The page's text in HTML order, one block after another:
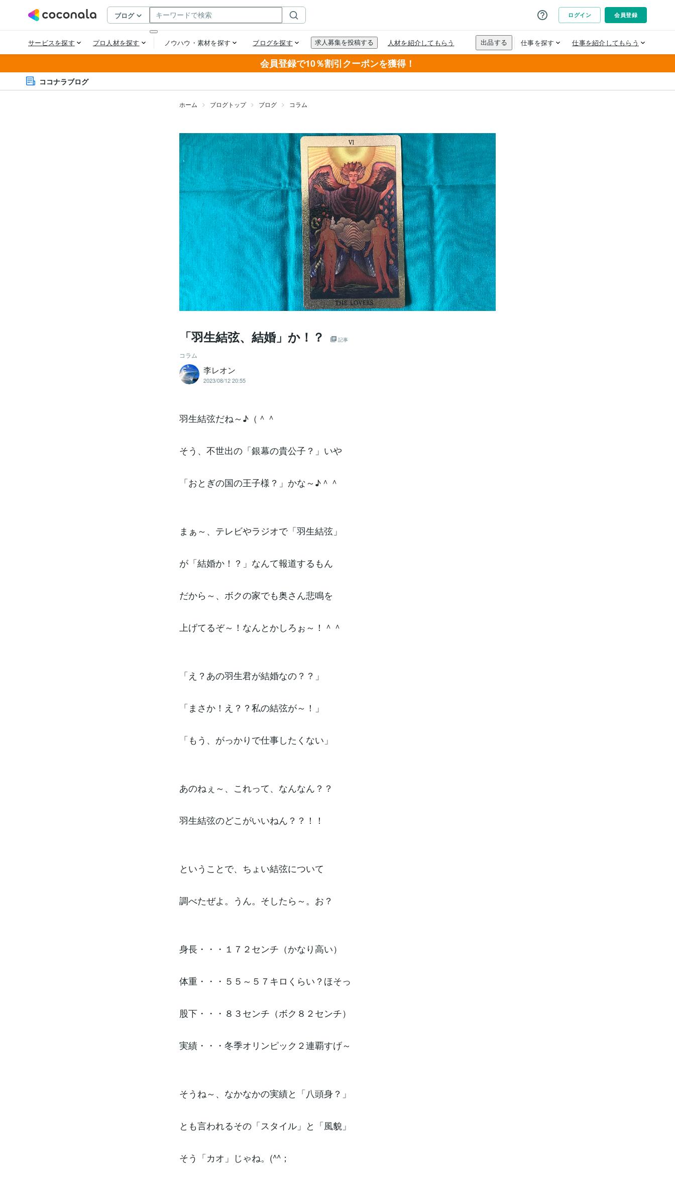
会員登録で10％割引クーポンを獲得！
ココナラブログ
ホーム ブログトップ ブログ コラム
「羽生結弦、結婚」か！？ 記事
コラム
李レオン
2023/08/12 20:55
羽生結弦だね～♪（＾＾
そう、不世出の「銀幕の貴公子？」いや
「おとぎの国の王子様？」かな～♪＾＾
まぁ～、テレビやラジオで「羽生結弦」
が「結婚か！？」なんて報道するもん
だから～、ボクの家でも奥さん悲鳴を
上げてるぞ～！なんとかしろぉ～！＾＾
「え？あの羽生君が結婚なの？？」
「まさか！え？？私の結弦が～！」
「もう、がっかりで仕事したくない」
あのねぇ～、これって、なんなん？？
羽生結弦のどこがいいねん？？！！
ということで、ちょい結弦について
調べたぜよ。うん。そしたら～。お？
身長・・・１７２センチ（かなり高い）
体重・・・５５～５７キロくらい？ほそっ
股下・・・８３センチ（ボク８２センチ）
実績・・・冬季オリンピック２連覇すげ～
そうね～、なかなかの実績と「八頭身？」
とも言われるその「スタイル」と「風貌」
そう「カオ」じゃね。(^^；